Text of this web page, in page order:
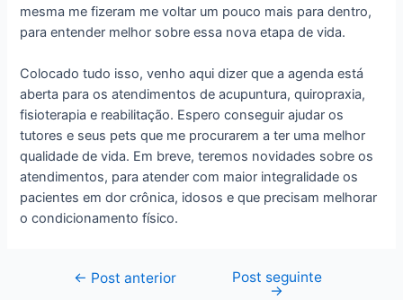
mesma me fizeram me voltar um pouco mais para dentro,
para entender melhor sobre essa nova etapa de vida.
Colocado tudo isso, venho aqui dizer que a agenda está
aberta para os atendimentos de acupuntura, quiropraxia,
fisioterapia e reabilitação. Espero conseguir ajudar os
tutores e seus pets que me procurarem a ter uma melhor
qualidade de vida. Em breve, teremos novidades sobre os
atendimentos, para atender com maior integralidade os
pacientes em dor crônica, idosos e que precisam melhorar
o condicionamento físico.
Navegação
← Post anterior Post seguinte
→